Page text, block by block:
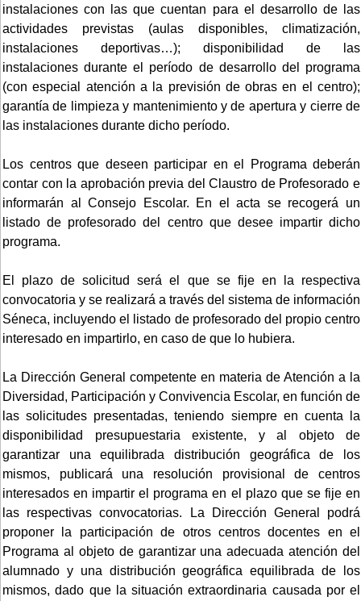
instalaciones con las que cuentan para el desarrollo de las
actividades previstas (aulas disponibles, climatización,
instalaciones deportivas…); disponibilidad de las
instalaciones durante el período de desarrollo del programa
(con especial atención a la previsión de obras en el centro);
garantía de limpieza y mantenimiento y de apertura y cierre de
las instalaciones durante dicho período.
Los centros que deseen participar en el Programa deberán
contar con la aprobación previa del Claustro de Profesorado e
informarán al Consejo Escolar. En el acta se recogerá un
listado de profesorado del centro que desee impartir dicho
programa.
El plazo de solicitud será el que se fije en la respectiva
convocatoria y se realizará a través del sistema de información
Séneca, incluyendo el listado de profesorado del propio centro
interesado en impartirlo, en caso de que lo hubiera.
La Dirección General competente en materia de Atención a la
Diversidad, Participación y Convivencia Escolar, en función de
las solicitudes presentadas, teniendo siempre en cuenta la
disponibilidad presupuestaria existente, y al objeto de
garantizar una equilibrada distribución geográfica de los
mismos, publicará una resolución provisional de centros
interesados en impartir el programa en el plazo que se fije en
las respectivas convocatorias. La Dirección General podrá
proponer la participación de otros centros docentes en el
Programa al objeto de garantizar una adecuada atención del
alumnado y una distribución geográfica equilibrada de los
mismos, dado que la situación extraordinaria causada por el